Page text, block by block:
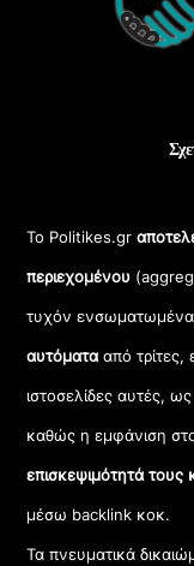
Το Politikes.gr
περιεχομένου
τυχόν
αυτόματααπό τρίτες,
ιστοσελίδες αυτές,
καθώς η εμφάνιση
επισκεψιμότητά τους
μέσω backlink κοκ.
Τα πνευματικά